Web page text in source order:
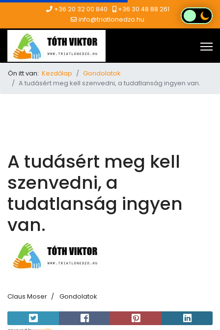
+36 20 32 00 840
+36 30 48 88 261
info@triatlonedzo.hu
Ön itt van: Kezdőlap
Gondolatok
A tudásért meg kell szenvedni, a tudatlanság ingyen van.
A tudásért meg kell
szenvedni, a
tudatlanság ingyen
van.
Claus Moser Gondolatok